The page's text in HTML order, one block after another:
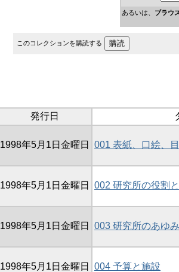
あるいは、 ブラウ
このコレクションを購読する
発行日
1998年5月1日金曜日 001 表紙、口絵、
1998年5月1日金曜日 002 研究所の役割
1998年5月1日金曜日 003 研究所のあゆ
1998年5月1日金曜日 004 予算と施設